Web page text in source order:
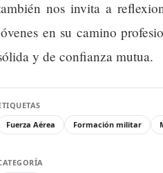
nos invita a
en su camino
y de confianza mutua.
Fuerza Aérea
Formación militar